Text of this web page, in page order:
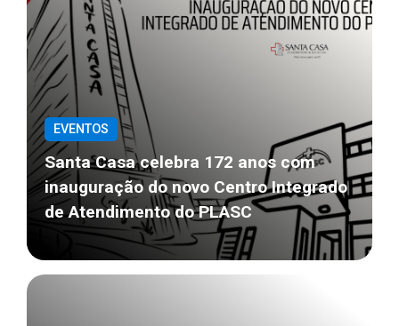
EVENTOS
Santa Casa celebra 172 anos com
inauguração do novo Centro Integrado
de Atendimento do PLASC